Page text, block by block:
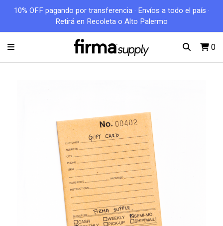
10% OFF pagando por transferencia · Envíos a todo el país ·
Retirá en Recoleta o Alto Palermo
0